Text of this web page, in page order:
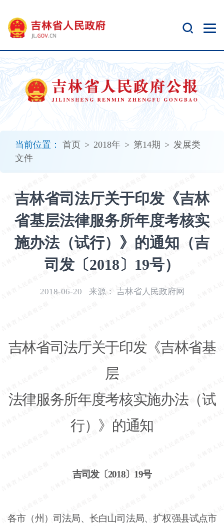
当前位置： 首页 > 2018年 > 第14期 > 发展类
文件
吉林省司法厅关于印发《吉林
省基层法律服务所年度考核实
施办法（试行）》的通知（吉
司发〔2018〕19号）
2018-06-20 来源： 吉林省人民政府网
吉林省司法厅关于印发《吉林省基
层
法律服务所年度考核实施办法（试
行）》的通知
吉司发〔2018〕19号
各市（州）司法局、长白山司法局、扩权强县试点市
开
无
障
碍
说
明
加